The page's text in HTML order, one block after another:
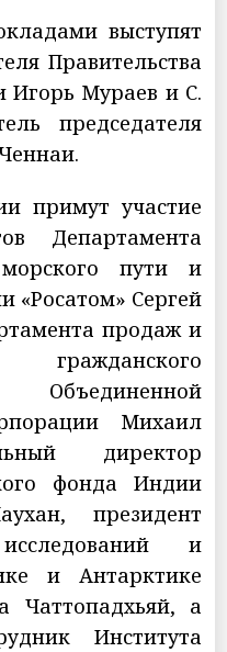
выступят
Правительства
Игорь Мураев и С.
председателя
примут участие
Департамента
пути и
«Росатом» Сергей
продаж и
Михаил
директор
фонда Индии
президент
и
и Антарктике
Чаттопадхьяй, а
Института